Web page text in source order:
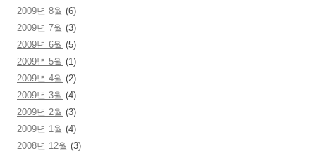
2009년 8월 (6)
2009년 7월 (3)
2009년 6월 (5)
2009년 5월 (1)
2009년 4월 (2)
2009년 3월 (4)
2009년 2월 (3)
2009년 1월 (4)
2008년 12월 (3)